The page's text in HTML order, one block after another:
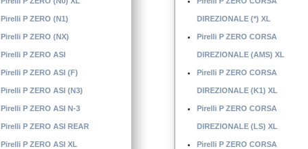
Pirelli P ZERO (N1)
Pirelli P ZERO (NX)
Pirelli P ZERO ASI
Pirelli P ZERO ASI (F)
Pirelli P ZERO ASI (N3)
Pirelli P ZERO ASI N-3
Pirelli P ZERO ASI REAR
Pirelli P ZERO ASI XL
DIREZIONALE (*) XL
Pirelli P ZERO CORSA
DIREZIONALE (AMS) XL
Pirelli P ZERO CORSA
DIREZIONALE (K1) XL
Pirelli P ZERO CORSA
DIREZIONALE (LS) XL
Pirelli P ZERO CORSA